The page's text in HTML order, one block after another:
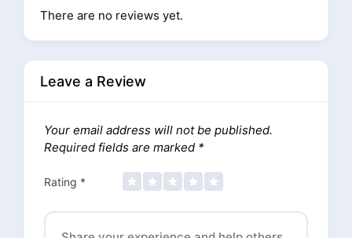
There are no reviews yet.
Leave a Review
Your email address will not be published.
Required fields are marked *
Rating *